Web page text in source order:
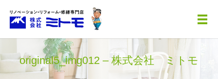
メ
original5_img012 – 株式会社 ミトモ